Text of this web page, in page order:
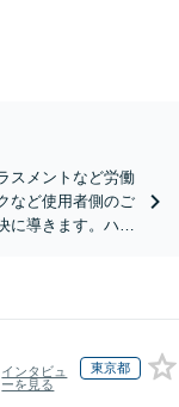
スメントなど労働
など使用者側のご
に導きます。ハラ
インタビュ
ーを見る
東京都